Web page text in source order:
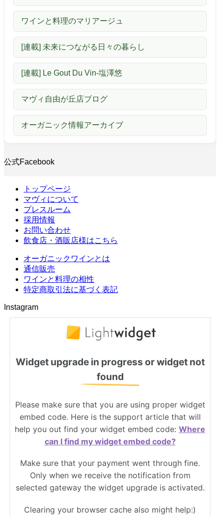
ワインと料理のマリアージュ
[連載] 未来につながる日々の暮らし
[連載] Le Gout Du Vin-塩澤悠
マヴィ自由が丘店ブログ
オーガニック情報アーカイブ
公式Facebook
トップページ
マヴィについて
プレスルーム
採用情報
お問い合わせ
飲食店・酒販店様はこちら
オーガニックワインとは
通信販売
ワインと料理の相性
特定商取引法に基づく表記
Instagram